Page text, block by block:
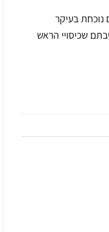
נוכחת בעיקר
שכיסויי הראש